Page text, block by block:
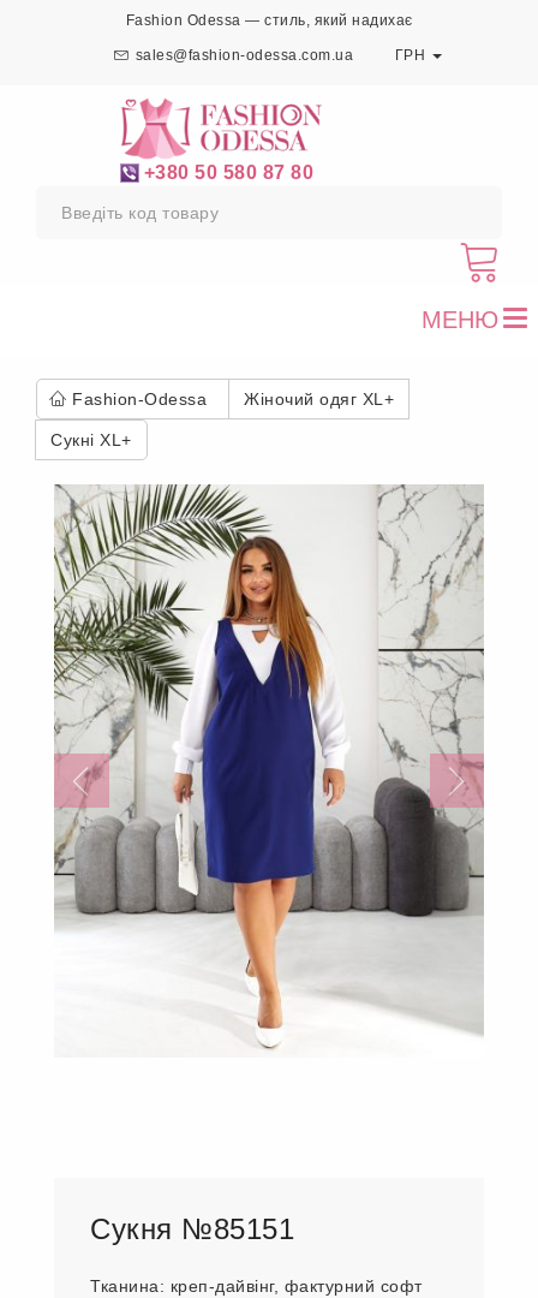
Fashion Odessa — стиль, який надихає
sales@fashion-odessa.com.ua ГРН
+380 50 580 87 80
МЕНЮ
Fashion-Odessa Жіночий одяг XL+
Сукні XL+
Сукня №85151
Тканина: креп-дайвінг, фактурний софт